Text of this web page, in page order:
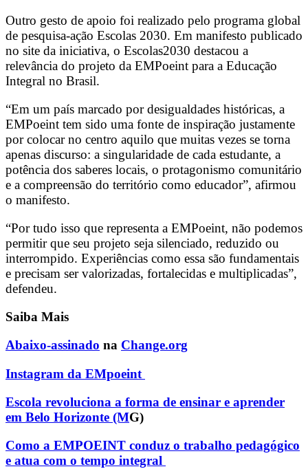
Outro gesto de apoio foi realizado pelo programa global
de pesquisa-ação Escolas 2030. Em manifesto publicado
no site da iniciativa, o Escolas2030 destacou a
relevância do projeto da EMPoeint para a Educação
Integral no Brasil.
“Em um país marcado por desigualdades históricas, a
EMPoeint tem sido uma fonte de inspiração justamente
por colocar no centro aquilo que muitas vezes se torna
apenas discurso: a singularidade de cada estudante, a
potência dos saberes locais, o protagonismo comunitário
e a compreensão do território como educador”, afirmou
o manifesto.
“Por tudo isso que representa a EMPoeint, não podemos
permitir que seu projeto seja silenciado, reduzido ou
interrompido. Experiências como essa são fundamentais
e precisam ser valorizadas, fortalecidas e multiplicadas”,
defendeu.
Saiba Mais
Abaixo-assinado na Change.org
Instagram da EMpoeint
Escola revoluciona a forma de ensinar e aprender
em Belo Horizonte (MG)
Como a EMPOEINT conduz o trabalho pedagógico
e atua com o tempo integral